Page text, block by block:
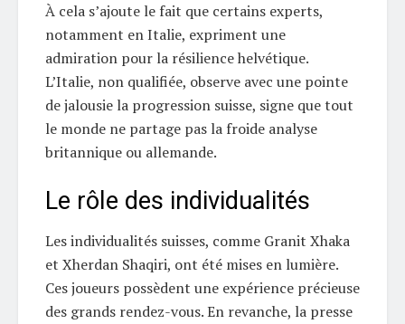
À cela s’ajoute le fait que certains experts,
notamment en Italie, expriment une
admiration pour la résilience helvétique.
L’Italie, non qualifiée, observe avec une pointe
de jalousie la progression suisse, signe que tout
le monde ne partage pas la froide analyse
britannique ou allemande.
Le rôle des individualités
Les individualités suisses, comme Granit Xhaka
et Xherdan Shaqiri, ont été mises en lumière.
Ces joueurs possèdent une expérience précieuse
des grands rendez-vous. En revanche, la presse